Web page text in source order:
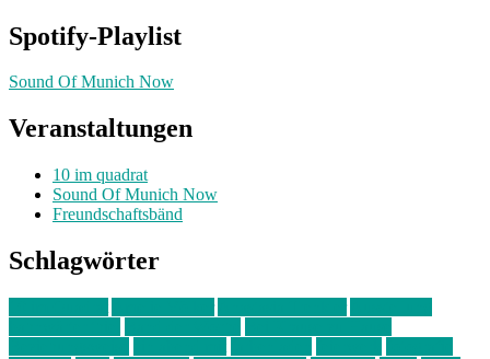
Spotify-Playlist
Sound Of Munich Now
Veranstaltungen
10 im quadrat
Sound Of Munich Now
Freundschaftsbänd
Schlagwörter